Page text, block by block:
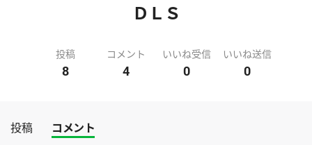
ＤＬＳ
投稿
8
コメント
4
いいね受信
0
いいね送信
0
投稿 コメント